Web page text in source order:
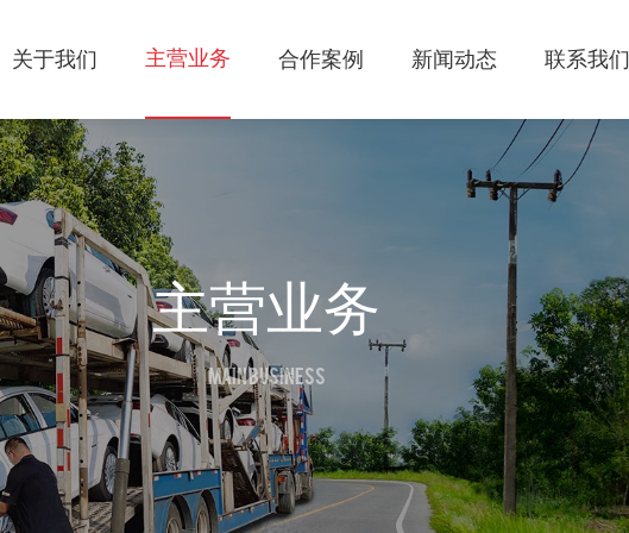
关于我们 主营业务 合作案例 新闻动态 联系我们
主营业务
MAIN BUSINESS